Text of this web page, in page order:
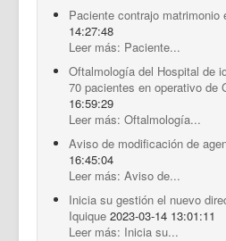
Paciente contrajo matrimonio
14:27:48
Leer más: Paciente...
Oftalmología del Hospital de
70 pacientes en operativo de
16:59:29
Leer más: Oftalmología...
Aviso de modificación de
16:45:04
Leer más: Aviso de...
Inicia su gestión el nuevo
Iquique 2023-03-14 13:01:11
Leer más: Inicia su...